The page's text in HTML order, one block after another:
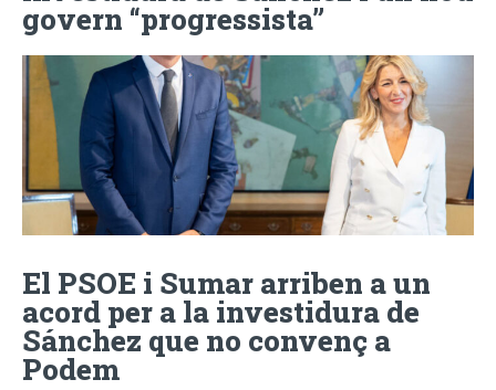
govern “progressista”
El PSOE i Sumar arriben a un
acord per a la investidura de
Sánchez que no convenç a
Podem